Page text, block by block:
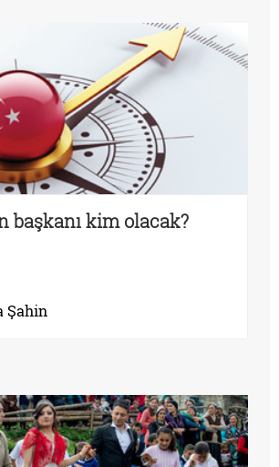
başkanı kim olacak?
Şahin